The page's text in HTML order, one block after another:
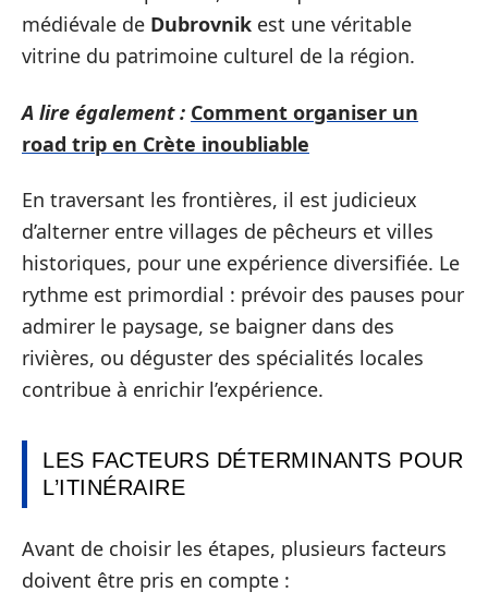
médiévale de Dubrovnik est une véritable
vitrine du patrimoine culturel de la région.
A lire également : Comment organiser un
road trip en Crète inoubliable
En traversant les frontières, il est judicieux
d’alterner entre villages de pêcheurs et villes
historiques, pour une expérience diversifiée. Le
rythme est primordial : prévoir des pauses pour
admirer le paysage, se baigner dans des
rivières, ou déguster des spécialités locales
contribue à enrichir l’expérience.
LES FACTEURS DÉTERMINANTS POUR
L’ITINÉRAIRE
Avant de choisir les étapes, plusieurs facteurs
doivent être pris en compte :